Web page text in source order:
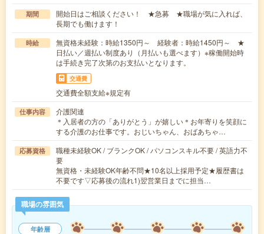
期間
開始日はご相談ください！ ★急募 ★職場が気に入れば、
長期でも働けます！
時給
無資格未経験：時給1350円～ 経験者：時給1450円～ ★
日払い／週払い制度あり（月払いも選べます）※稼働開始時
は手続き完了次第のお支払いとなります。
交通費
交通費全額支給※規定有
仕事内容
介護関連
＊入居者の方の「ありがとう」が嬉しい＊お年寄りを笑顔に
する介護のお仕事です。おじいちゃん、おばあちゃ…
応募資格
職種未経験OK / ブランクOK / パソコンスキル不要 / 英語力不
要
無資格・未経験OK年齢不問★10名以上採用予定★履歴書は
不要です▽応募後の流れ1)翌営業日までに担当…
職場の雰囲気
年齢層